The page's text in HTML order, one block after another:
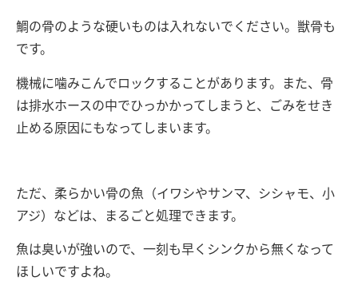
鯛の骨のような硬いものは入れないでください。獣骨も
です。
機械に噛みこんでロックすることがあります。また、骨
は排水ホースの中でひっかかってしまうと、ごみをせき
止める原因にもなってしまいます。
ただ、柔らかい骨の魚（イワシやサンマ、シシャモ、小
アジ）などは、まるごと処理できます。
魚は臭いが強いので、一刻も早くシンクから無くなって
ほしいですよね。